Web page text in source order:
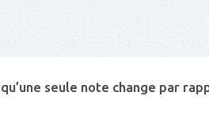
seule note change par